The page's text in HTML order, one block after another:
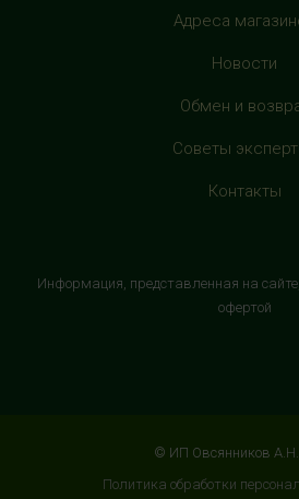
магазином "М.Видео"
г. Домодедово, Каширское шоссе,
с кинотеатром "Матрица"
магазина "СпортМастер"
+7 (960) 537-85-85
Адреса
Новости
Обмен и
Советы
Контакты
Информация, представленная на
офертой
© ИП Овсянников
Политика обработки